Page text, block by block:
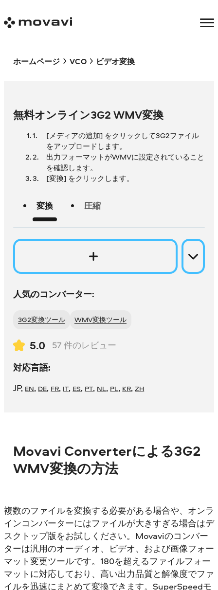
ホームページ VCO ビデオ変換
無料オンライン3G2 WMV変換
[メディアの追加] をクリックして3G2ファイル
をアップロードします。
出力フォーマットがWMVに設定されていること
を確認します。
[変換] をクリックします。
変換 圧縮
人気のコンバーター:
3G2変換ツール WMV変換ツール
5.0 57 件のレビュー
対応言語:
JP, EN, DE, FR, IT, ES, PT, NL, PL, KR,ZH
Movavi Converterによる3G2
WMV変換の方法
複数のファイルを変換する必要がある場合や、オンラ
インコンバーターにはファイルが大きすぎる場合はデ
スクトップ版をお試しください。Movaviのコンバー
ターは汎用のオーディオ、ビデオ、および画像フォー
マット変更ツールです。180を超えるファイルフォー
マットに対応しており、高い出力品質と解像度でファ
イルを迅速にまとめて変換できます。SuperSpeedモ